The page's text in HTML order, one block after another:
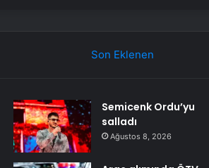
Son Eklenen
Semicenk Ordu’yu
salladı
Ağustos 8, 2026